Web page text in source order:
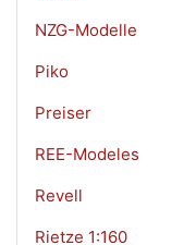
NZG-Modelle
Piko
Preiser
REE-Modeles
Revell
Rietze 1:160